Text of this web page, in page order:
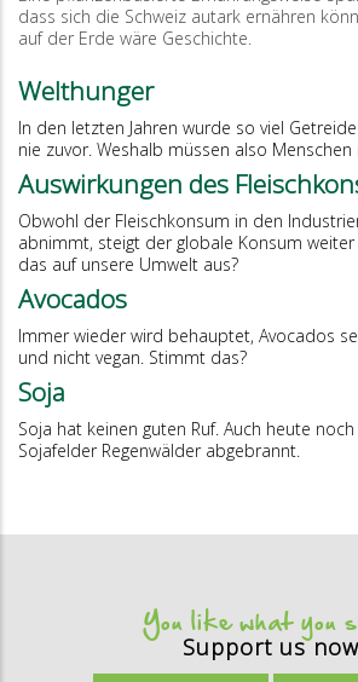
dass sich die Schweiz autark ernähren
auf der Erde wäre Geschichte.
Welthunger
In den letzten Jahren wurde so viel
nie zuvor. Weshalb müssen also Menschen
Auswirkungen des
Obwohl der Fleischkonsum in den
abnimmt, steigt der globale Konsum weiter
das auf unsere Umwelt aus?
Avocados
Immer wieder wird behauptet, Avocados
und nicht vegan. Stimmt das?
Soja
Soja hat keinen guten Ruf. Auch heute
Sojafelder Regenwälder abgebrannt.
You like what you
Support us now